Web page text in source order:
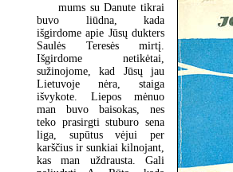
mums su Danute tikrai
buvo liūdna, kada
išgirdome apie Jūsų dukters
Saulės Teresės mirtį.
Išgirdome netikėtai,
sužinojome, kad Jūsų jau
Lietuvoje nėra, staiga
išvykote. Liepos mėnuo
man buvo baisokas, nes
teko prasirgti stuburo sena
liga, supūtus vėjui per
karščius ir sunkiai kilnojant,
kas man uždrausta. Gali